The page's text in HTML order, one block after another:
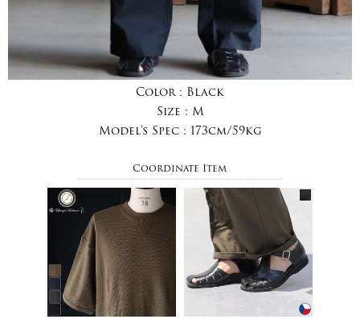
Color : Black
Size : M
Model's Spec : 173cm/59kg
Coordinate Item